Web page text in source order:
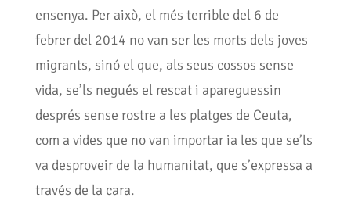
ensenya. Per això, el més terrible del 6 de
febrer del 2014 no van ser les morts dels joves
migrants, sinó el que, als seus cossos sense
vida, se’ls negués el rescat i apareguessin
després sense rostre a les platges de Ceuta,
com a vides que no van importar ia les que se’ls
va desproveir de la humanitat, que s’expressa a
través de la cara.